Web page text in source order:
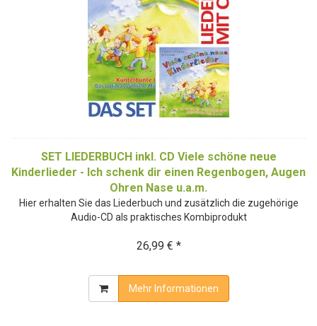
SET LIEDERBUCH inkl. CD Viele schöne neue
Kinderlieder - Ich schenk dir einen Regenbogen, Augen
Ohren Nase u.a.m.
Hier erhalten Sie das Liederbuch und zusätzlich die zugehörige
Audio-CD als praktisches Kombiprodukt
26,99 € *
Mehr Informationen